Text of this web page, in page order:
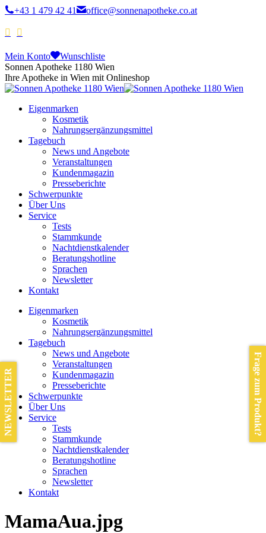
+43 1 479 42 41 office@sonnenapotheke.co.at
Mein Konto
Wunschliste
Sonnen Apotheke 1180 Wien
Ihre Apotheke in Wien mit Onlineshop
Eigenmarken
Kosmetik
Nahrungsergänzungsmittel
Tagebuch
News und Angebote
Veranstaltungen
Kundenmagazin
Presseberichte
Schwerpunkte
Über Uns
Service
Tests
Stammkunde
Nachtdienstkalender
Beratungshotline
Sprachen
Newsletter
Kontakt
Eigenmarken
Kosmetik
Nahrungsergänzungsmittel
Tagebuch
News und Angebote
Veranstaltungen
Kundenmagazin
Presseberichte
Schwerpunkte
Über Uns
Service
Tests
Stammkunde
Nachtdienstkalender
Beratungshotline
Sprachen
Newsletter
Kontakt
MamaAua.jpg
Frage zum Produkt?
NEWSLETTER